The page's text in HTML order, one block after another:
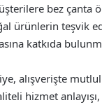
bez çanta
ürünlerin teşvik
katkıda
alışverişte
hizmet